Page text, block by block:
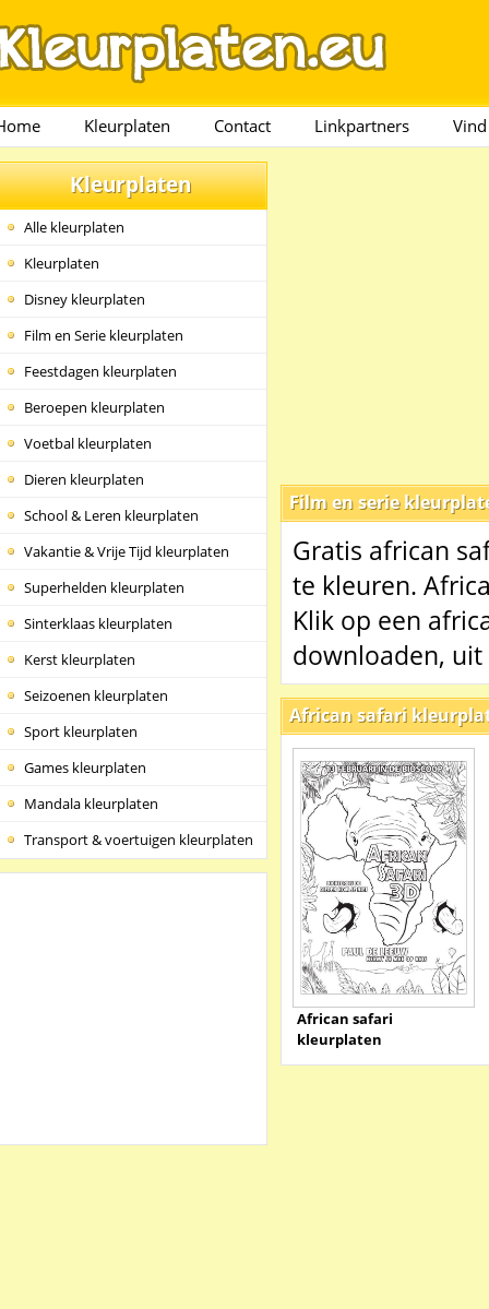
Kleurplaten Contact Linkpartners
Kleurplaten
Alle kleurplaten
Kleurplaten
Disney kleurplaten
Film en Serie kleurplaten
Feestdagen kleurplaten
Beroepen kleurplaten
Voetbal kleurplaten
Dieren kleurplaten
School & Leren kleurplaten
Vakantie & Vrije Tijd kleurplaten
Superhelden kleurplaten
Sinterklaas kleurplaten
Kerst kleurplaten
Seizoenen kleurplaten
Sport kleurplaten
Games kleurplaten
Mandala kleurplaten
Transport & voertuigen kleurplaten
Film en serie
Gratis african
te kleuren.
Klik op een
downloaden,
African safari
African safari
kleurplaten